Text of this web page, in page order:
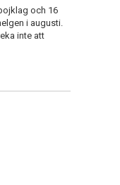
och 16
i augusti.
inte att